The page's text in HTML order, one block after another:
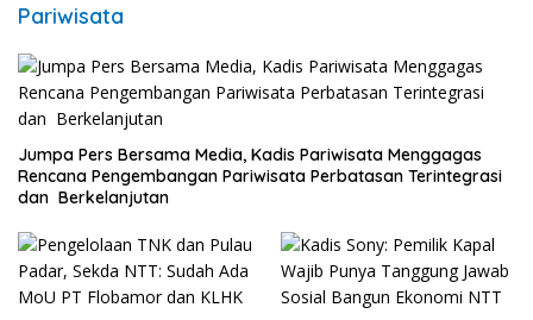
Pariwisata
Jumpa Pers Bersama Media, Kadis Pariwisata Menggagas
Rencana Pengembangan Pariwisata Perbatasan Terintegrasi
dan Berkelanjutan